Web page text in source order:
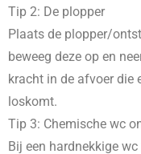
Tip 2: De plopper
Plaats de plopper/
beweeg deze op en
kracht in de afvoer die
loskomt.
Tip 3: Chemische wc
Bij een hardnekkige